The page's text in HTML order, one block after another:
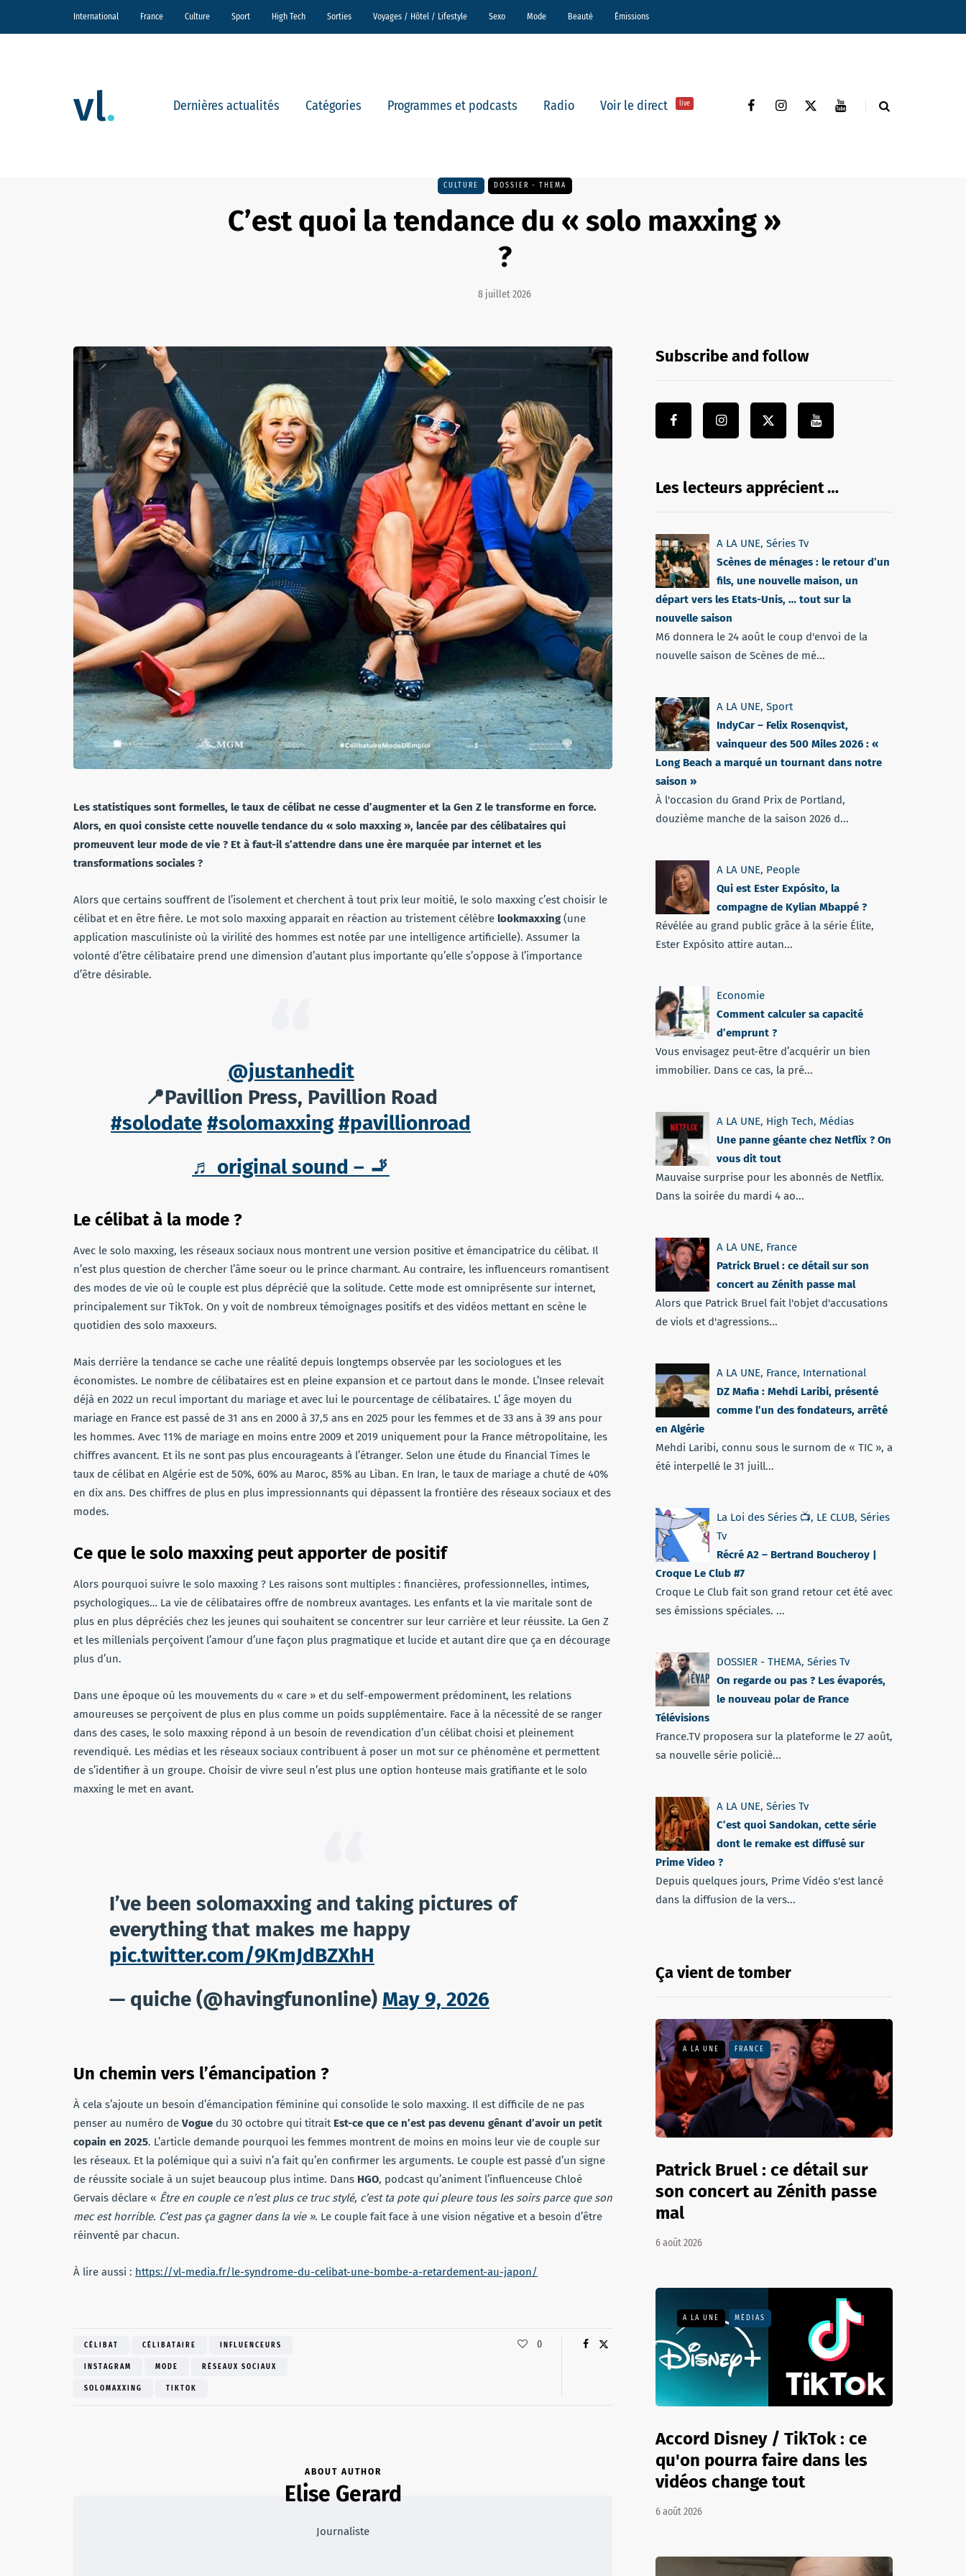
International France Culture Sport High Tech Sorties Voyages / Hôtel / Lifestyle Sexo Mode Beauté Émissions
Dernières actualités Catégories Programmes et podcasts Radio Voir le direct live
CULTURE DOSSIER - THEMA
C’est quoi la tendance du « solo maxxing »
?
8 juillet 2026
Les statistiques sont formelles, le taux de célibat ne cesse d’augmenter et la Gen Z le transforme en force.
Alors, en quoi consiste cette nouvelle tendance du « solo maxxing », lancée par des célibataires qui
promeuvent leur mode de vie ? Et à faut-il s’attendre dans une ère marquée par internet et les
transformations sociales ?
Alors que certains souffrent de l’isolement et cherchent à tout prix leur moitié, le solo maxxing c’est choisir le
célibat et en être fière. Le mot solo maxxing apparait en réaction au tristement célèbre lookmaxxing(une
application masculiniste où la virilité des hommes est notée par une intelligence artificielle). Assumer la
volonté d’être célibataire prend une dimension d’autant plus importante qu’elle s’oppose à l’importance
d’être désirable.
@justanhedit
📍Pavillion Press, Pavillion Road
#solodate #solomaxxing #pavillionroad
♬ original sound – 🚬
Le célibat à la mode ?
Avec le solo maxxing, les réseaux sociaux nous montrent une version positive et émancipatrice du célibat. Il
n’est plus question de chercher l’âme soeur ou le prince charmant. Au contraire, les influenceurs romantisent
des modes de vie où le couple est plus déprécié que la solitude. Cette mode est omniprésente sur internet,
principalement sur TikTok. On y voit de nombreux témoignages positifs et des vidéos mettant en scène le
quotidien des solo maxxeurs.
Mais derrière la tendance se cache une réalité depuis longtemps observée par les sociologues et les
économistes. Le nombre de célibataires est en pleine expansion et ce partout dans le monde. L’Insee relevait
déjà en 2022 un recul important du mariage et avec lui le pourcentage de célibataires. L’ âge moyen du
mariage en France est passé de 31 ans en 2000 à 37,5 ans en 2025 pour les femmes et de 33 ans à 39 ans pour
les hommes. Avec 11% de mariage en moins entre 2009 et 2019 uniquement pour la France métropolitaine, les
chiffres avancent. Et ils ne sont pas plus encourageants à l’étranger. Selon une étude du Financial Times le
taux de célibat en Algérie est de 50%, 60% au Maroc, 85% au Liban. En Iran, le taux de mariage a chuté de 40%
en dix ans. Des chiffres de plus en plus impressionnants qui dépassent la frontière des réseaux sociaux et des
modes.
Ce que le solo maxxing peut apporter de positif
Alors pourquoi suivre le solo maxxing ? Les raisons sont multiples : financières, professionnelles, intimes,
psychologiques… La vie de célibataires offre de nombreux avantages. Les enfants et la vie maritale sont de
plus en plus dépréciés chez les jeunes qui souhaitent se concentrer sur leur carrière et leur réussite. La Gen Z
et les millenials perçoivent l’amour d’une façon plus pragmatique et lucide et autant dire que ça en décourage
plus d’un.
Dans une époque où les mouvements du « care » et du self-empowerment prédominent, les relations
amoureuses se perçoivent de plus en plus comme un poids supplémentaire. Face à la nécessité de se ranger
dans des cases, le solo maxxing répond à un besoin de revendication d’un célibat choisi et pleinement
revendiqué. Les médias et les réseaux sociaux contribuent à poser un mot sur ce phénomène et permettent
de s’identifier à un groupe. Choisir de vivre seul n’est plus une option honteuse mais gratifiante et le solo
maxxing le met en avant.
I’ve been solomaxxing and taking pictures of
everything that makes me happy
pic.twitter.com/9KmJdBZXhH
— quiche (@havingfunonIine) May 9, 2026
Un chemin vers l’émancipation ?
À cela s’ajoute un besoin d’émancipation féminine qui consolide le solo maxxing. Il est difficile de ne pas
penser au numéro de Vogue du 30 octobre qui titrait Est-ce que ce n’est pas devenu gênant d’avoir un petit
copain en 2025. L’article demande pourquoi les femmes montrent de moins en moins leur vie de couple sur
les réseaux. Et la polémique qui a suivi n’a fait qu’en confirmer les arguments. Le couple est passé d’un signe
de réussite sociale à un sujet beaucoup plus intime. Dans HGO, podcast qu’animent l’influenceuse Chloé
Gervais déclare « Être en couple ce n’est plus ce truc stylé, c’est ta pote qui pleure tous les soirs parce que son
mec est horrible. C’est pas ça gagner dans la vie ». Le couple fait face à une vision négative et a besoin d’être
réinventé par chacun.
À lire aussi : https://vl-media.fr/le-syndrome-du-celibat-une-bombe-a-retardement-au-japon/
CÉLIBAT CÉLIBATAIRE INFLUENCEURS
INSTAGRAM MODE RÉSEAUX SOCIAUX
SOLOMAXXING TIKTOK
0
ABOUT AUTHOR
Elise Gerard
Journaliste
Subscribe and follow
Les lecteurs apprécient …
A LA UNE, Séries Tv
Scènes de ménages : le retour d’un
fils, une nouvelle maison, un
départ vers les Etats-Unis, … tout sur la
nouvelle saison
M6 donnera le 24 août le coup d'envoi de la
nouvelle saison de Scènes de mé...
A LA UNE, Sport
IndyCar – Felix Rosenqvist,
vainqueur des 500 Miles 2026 : «
Long Beach a marqué un tournant dans notre
saison »
À l'occasion du Grand Prix de Portland,
douzième manche de la saison 2026 d...
A LA UNE, People
Qui est Ester Expósito, la
compagne de Kylian Mbappé ?
Révélée au grand public grâce à la série Élite,
Ester Expósito attire autan...
Economie
Comment calculer sa capacité
d’emprunt ?
Vous envisagez peut-être d’acquérir un bien
immobilier. Dans ce cas, la pré...
A LA UNE, High Tech, Médias
Une panne géante chez Netflix ? On
vous dit tout
Mauvaise surprise pour les abonnés de Netflix.
Dans la soirée du mardi 4 ao...
A LA UNE, France
Patrick Bruel : ce détail sur son
concert au Zénith passe mal
Alors que Patrick Bruel fait l'objet d'accusations
de viols et d'agressions...
A LA UNE, France, International
DZ Mafia : Mehdi Laribi, présenté
comme l’un des fondateurs, arrêté
en Algérie
Mehdi Laribi, connu sous le surnom de « TIC », a
été interpellé le 31 juill...
La Loi des Séries 📺, LE CLUB, Séries
Tv
Récré A2 – Bertrand Boucheroy |
Croque Le Club #7
Croque Le Club fait son grand retour cet été avec
ses émissions spéciales. ...
DOSSIER - THEMA, Séries Tv
On regarde ou pas ? Les évaporés,
le nouveau polar de France
Télévisions
France.TV proposera sur la plateforme le 27 août,
sa nouvelle série policiè...
A LA UNE, Séries Tv
C’est quoi Sandokan, cette série
dont le remake est diffusé sur
Prime Video ?
Depuis quelques jours, Prime Vidéo s'est lancé
dans la diffusion de la vers...
Ça vient de tomber
A LA UNE FRANCE
Patrick Bruel : ce détail sur
son concert au Zénith passe
mal
6 août 2026
A LA UNE MÉDIAS
Accord Disney / TikTok : ce
qu'on pourra faire dans les
vidéos change tout
6 août 2026